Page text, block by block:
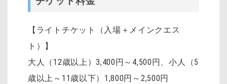
【ライトチケット（入場＋メインクエス
ト）】
大人（12歳以上）3,400円～4,500円 、小人（5
歳以上～11歳以下）1,800円～2,500円